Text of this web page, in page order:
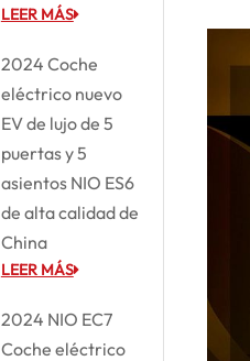
LEER MÁS
2024 Coche
eléctrico nuevo
EV de lujo de 5
puertas y 5
asientos NIO ES6
de alta calidad de
China
LEER MÁS
2024 NIO EC7
Coche eléctrico